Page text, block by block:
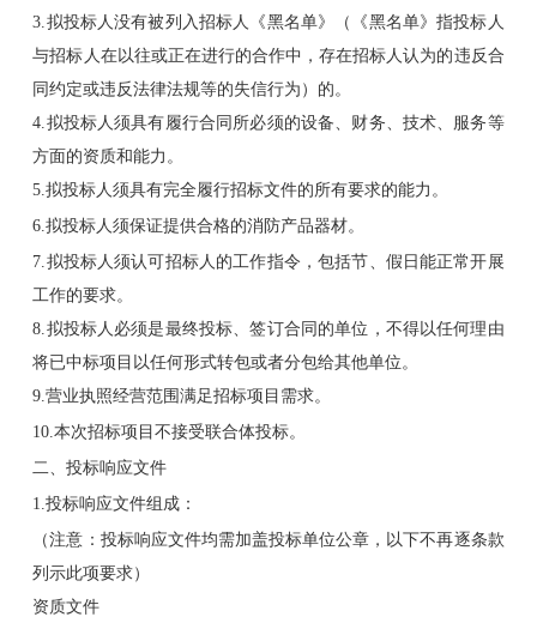
3.拟投标人没有被列入招标人《黑名单》（《黑名单》指投标人
与招标人在以往或正在进行的合作中，存在招标人认为的违反合
同约定或违反法律法规等的失信行为）的。
4.拟投标人须具有履行合同所必须的设备、财务、技术、服务等
方面的资质和能力。
5.拟投标人须具有完全履行招标文件的所有要求的能力。
6.拟投标人须保证提供合格的消防产品器材。
7.拟投标人须认可招标人的工作指令，包括节、假日能正常开展
工作的要求。
8.拟投标人必须是最终投标、签订合同的单位，不得以任何理由
将已中标项目以任何形式转包或者分包给其他单位。
9.营业执照经营范围满足招标项目需求。
10.本次招标项目不接受联合体投标。
二、投标响应文件
1.投标响应文件组成：
（注意：投标响应文件均需加盖投标单位公章，以下不再逐条款
列示此项要求）
资质文件